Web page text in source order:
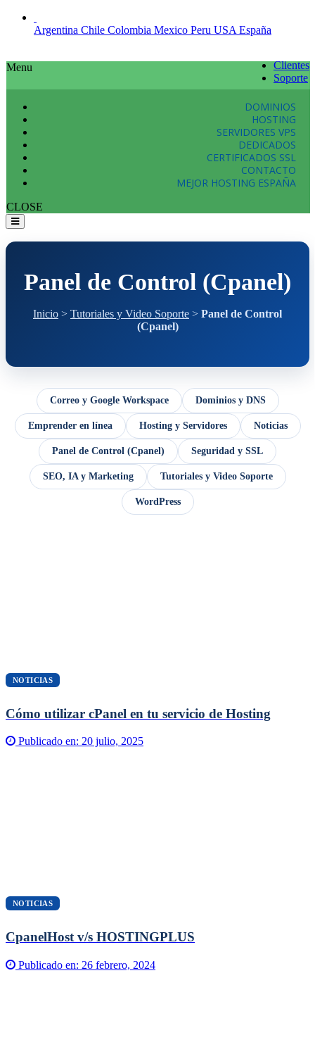
Argentina Chile Colombia Mexico Peru USA España
Clientes
Soporte
Menu
DOMINIOS
HOSTING
SERVIDORES VPS
DEDICADOS
CERTIFICADOS SSL
CONTACTO
MEJOR HOSTING ESPAÑA
CLOSE
Panel de Control (Cpanel)
Inicio > Tutoriales y Video Soporte > Panel de Control
(Cpanel)
Correo y Google Workspace Dominios y DNS
Emprender en línea Hosting y Servidores Noticias
Panel de Control (Cpanel) Seguridad y SSL
SEO, IA y Marketing Tutoriales y Video Soporte
WordPress
NOTICIAS
Cómo utilizar cPanel en tu servicio de Hosting
Publicado en: 20 julio, 2025
NOTICIAS
CpanelHost v/s HOSTINGPLUS
Publicado en: 26 febrero, 2024